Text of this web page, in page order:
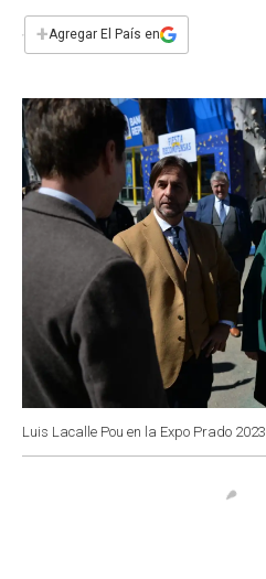
e
b
k
s
p
t
n
i
l
+Agregar El País en
Luis Lacalle Pou en la Expo Prado 2023.